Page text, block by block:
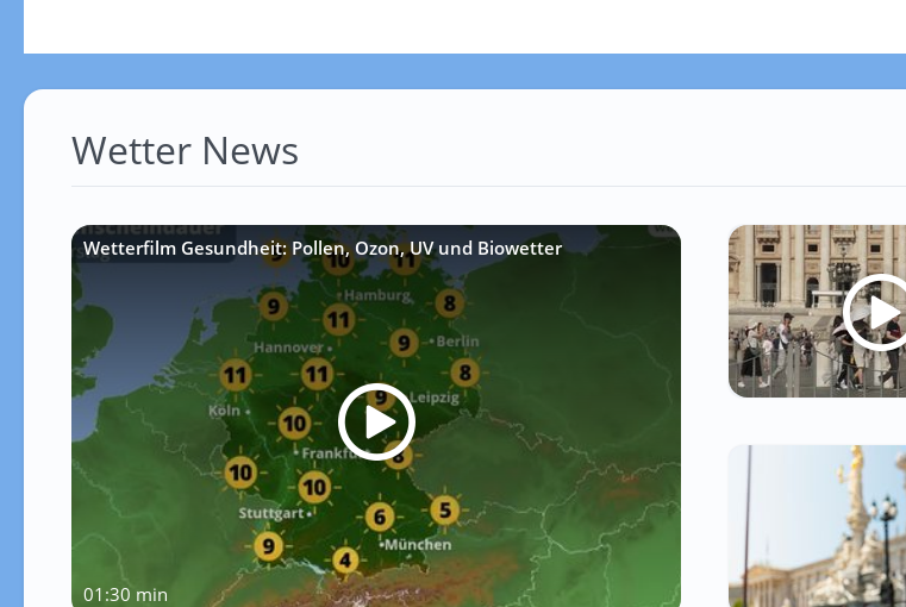
Wetter News
Wetterfilm Gesundheit: Pollen, Ozon, UV und Biowetter
01:30 min